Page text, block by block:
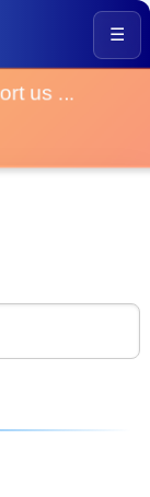
☰
us ...